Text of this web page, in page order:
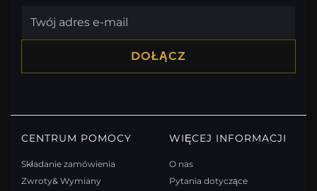
DOŁĄCZ
CENTRUM POMOCY
Składanie zamówienia
Zwroty& Wymiany
WIĘCEJ INFORMACJI
O nas
Pytania dotyczące